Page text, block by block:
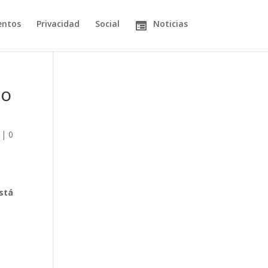
Privacidad Social Noticias
0